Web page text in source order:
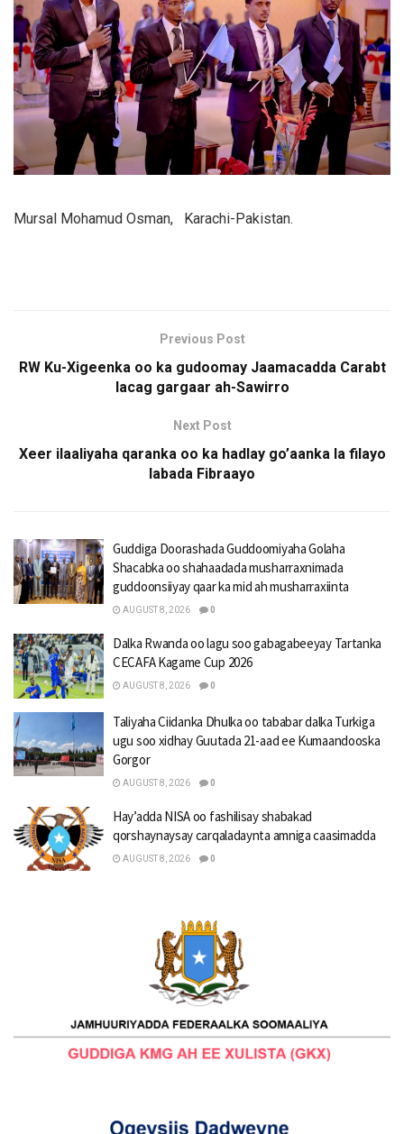
Mursal Mohamud Osman, Karachi-Pakistan.
Previous Post
RW Ku-Xigeenka oo ka gudoomay Jaamacadda Carabt
lacag gargaar ah-Sawirro
Next Post
Xeer ilaaliyaha qaranka oo ka hadlay go’aanka la filayo
labada Fibraayo
Guddiga Doorashada Guddoomiyaha Golaha
Shacabka oo shahaadada musharraxnimada
guddoonsiiyay qaar ka mid ah musharraxiinta
AUGUST 8, 2026 0
Dalka Rwanda oo lagu soo gabagabeeyay Tartanka
CECAFA Kagame Cup 2026
AUGUST 8, 2026 0
Taliyaha Ciidanka Dhulka oo tababar dalka Turkiga
ugu soo xidhay Guutada 21-aad ee Kumaandooska
Gorgor
AUGUST 8, 2026 0
Hay’adda NISA oo fashilisay shabakad
qorshaynaysay carqaladaynta amniga caasimadda
AUGUST 8, 2026 0